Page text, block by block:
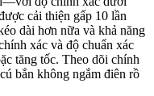
cải thiện gấp 10 lần
dài hơn nữa và khả năng
xác và độ chuẩn xác
tăng tốc. Theo dõi chính
bắn không ngắm điên rồ